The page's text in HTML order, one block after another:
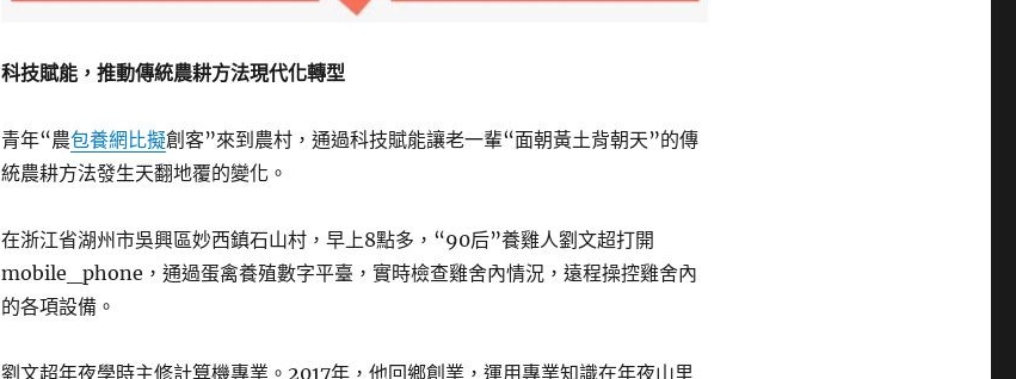
科技賦能，推動傳統農耕方法現代化轉型
青年“農包養網比擬創客”來到農村，通過科技賦能讓老一輩“面朝黃土背朝天”的傳
統農耕方法發生天翻地覆的變化。
在浙江省湖州市吳興區妙西鎮石山村，早上8點多，“90后”養雞人劉文超打開
mobile_phone，通過蛋禽養殖數字平臺，實時檢查雞舍內情況，遠程操控雞舍內
的各項設備。
劉文超年夜學時主修計算機專業。2017年，他回鄉創業，運用專業知識在年夜山里